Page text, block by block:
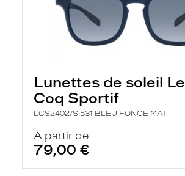
Lunettes de soleil Le
Coq Sportif
LCS2402/S 531 BLEU FONCE MAT
À partir de
79,00 €